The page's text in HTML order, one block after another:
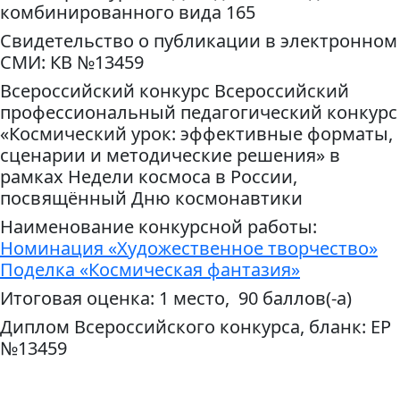
комбинированного вида 165
Свидетельство о публикации в электронном
СМИ: КВ №13459
Всероссийский конкурс Всероссийский
профессиональный педагогический конкурс
«Космический урок: эффективные форматы,
сценарии и методические решения» в
рамках Недели космоса в России,
посвящённый Дню космонавтики
Наименование конкурсной работы:
Номинация «Художественное творчество»
Поделка «Космическая фантазия»
Итоговая оценка: 1 место, 90 баллов(-а)
Диплом Всероссийского конкурса, бланк: ЕР
№13459